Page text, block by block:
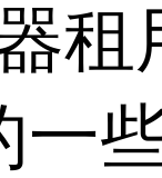
租
一